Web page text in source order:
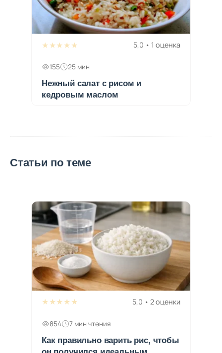
★★★★★ 5,0 • 1 оценка
155 25 мин
Нежный салат с рисом и
кедровым маслом
Статьи по теме
★★★★★ 5,0 • 2 оценки
854 7 мин чтения
Как правильно варить рис, чтобы